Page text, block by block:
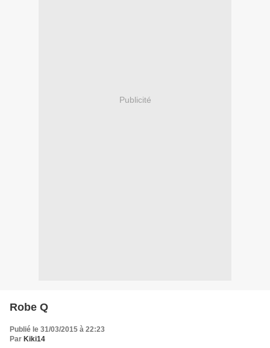
Publicité
Robe Q
Publié le 31/03/2015 à 22:23
Par Kiki14